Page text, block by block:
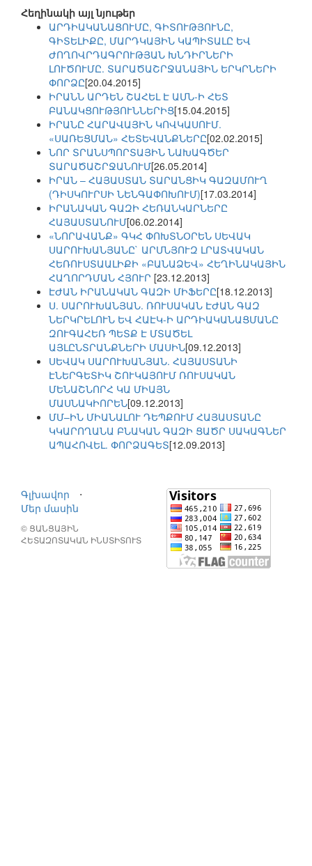
Հեղինակի այլ նյութեր
ԱՐԴԻԱԿԱՆԱՑՈՒՄԸ, ԳԻՏՈՒԹՅՈՒՆԸ,
ԳԻՏԵԼԻՔԸ, ՄԱՐԴԿԱՅԻՆ ԿԱՊԻՏԱԼԸ ԵՎ
ԺՈՂՈՎՐԴԱԳՐՈՒԹՅԱՆ ԽՆԴԻՐՆԵՐԻ
ԼՈՒԾՈՒՄԸ. ՏԱՐԱԾԱՇՐՋԱՆԱՅԻՆ ԵՐԿՐՆԵՐԻ
ՓՈՐՁԸ[20.04.2015]
ԻՐԱՆՆ ԱՐԴԵՆ ՇԱՀԵԼ Է ԱՄՆ-Ի ՀԵՏ
ԲԱՆԱԿՑՈՒԹՅՈՒՆՆԵՐԻՑ[15.04.2015]
ԻՐԱՆԸ ՀԱՐԱՎԱՅԻՆ ԿՈՎԿԱՍՈՒՄ.
«ՍԱՌԵՑՄԱՆ» ՀԵՏԵՎԱՆՔՆԵՐԸ[02.02.2015]
ՆՈՐ ՏՐԱՆՍՊՈՐՏԱՅԻՆ ՆԱԽԱԳԾԵՐ
ՏԱՐԱԾԱՇՐՋԱՆՈՒՄ[26.05.2014]
ԻՐԱՆ – ՀԱՅԱՍՏԱՆ ՏԱՐԱՆՑԻԿ ԳԱԶԱՄՈՒՂ
(ԴԻՍԿՈՒՐՍԻ ՆԵՆԳԱՓՈԽՈՒՄ)[17.03.2014]
ԻՐԱՆԱԿԱՆ ԳԱԶԻ ՀԵՌԱՆԿԱՐՆԵՐԸ
ՀԱՅԱՍՏԱՆՈՒՄ[06.02.2014]
«ՆՈՐԱՎԱՆՔ» ԳԿՀ ՓՈԽՏՆՕՐԵՆ ՍԵՎԱԿ
ՍԱՐՈՒԽԱՆՅԱՆԸ` ԱՐՄՆՅՈՒԶ ԼՐԱՏՎԱԿԱՆ
ՀԵՌՈՒՍՏԱԱԼԻՔԻ «ԲԱՆԱՁԵՎ» ՀԵՂԻՆԱԿԱՅԻՆ
ՀԱՂՈՐԴՄԱՆ ՀՅՈՒՐ [23.12.2013]
ԷԺԱՆ ԻՐԱՆԱԿԱՆ ԳԱԶԻ ՄԻՖԵՐԸ[18.12.2013]
Ս. ՍԱՐՈՒԽԱՆՅԱՆ. ՌՈՒՍԱԿԱՆ ԷԺԱՆ ԳԱԶ
ՆԵՐԿՐԵԼՈՒՆ ԵՎ ՀԱԷԿ-Ի ԱՐԴԻԱԿԱՆԱՑՄԱՆԸ
ԶՈՒԳԱՀԵՌ ՊԵՏՔ Է ՄՏԱԾԵԼ
ԱՅԼԸՆՏՐԱՆՔՆԵՐԻ ՄԱՍԻՆ[09.12.2013]
ՍԵՎԱԿ ՍԱՐՈՒԽԱՆՅԱՆ. ՀԱՅԱՍՏԱՆԻ
ԷՆԵՐԳԵՏԻԿ ՇՈՒԿԱՅՈՒՄ ՌՈՒՍԱԿԱՆ
ՄԵՆԱՇՆՈՐՀ ԿԱ ՄԻԱՅՆ
ՄԱՍՆԱԿԻՈՐԵՆ[09.12.2013]
ՄՄ–ԻՆ ՄԻԱՆԱԼՈՒ ԴԵՊՔՈՒՄ ՀԱՅԱՍՏԱՆԸ
ԿԿԱՐՈՂԱՆԱ ԲՆԱԿԱՆ ԳԱԶԻ ՑԱԾՐ ՍԱԿԱԳՆԵՐ
ԱՊԱՀՈՎԵԼ. ՓՈՐՁԱԳԵՏ[12.09.2013]
Գլխավոր
⋅
Մեր մասին
© ՑԱՆՑԱՅԻՆ
ՀԵՏԱԶՈՏԱԿԱՆ ԻՆՍՏԻՏՈՒՏ